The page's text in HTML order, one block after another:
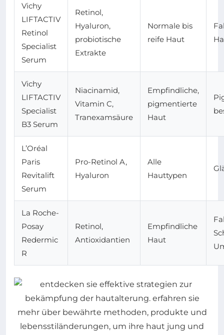
Vichy
LIFTACTIV
Retinol
Specialist
Serum
Retinol,
Hyaluron,
probiotische
Extrakte
Normale bis
reife Haut
Vichy
LIFTACTIV
Specialist
B3 Serum
Niacinamid,
Vitamin C,
Tranexamsäure
Empfindliche,
pigmentierte
Haut
L’Oréal
Paris
Revitalift
Serum
Pro-Retinol A,
Hyaluron
Alle
Hauttypen
La Roche-
Posay
Redermic
R
Retinol,
Antioxidantien
Empfindliche
Haut